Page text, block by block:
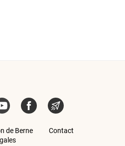
site web: Détails
YouTubeFacebookNews-Abo
de Berne
Contact